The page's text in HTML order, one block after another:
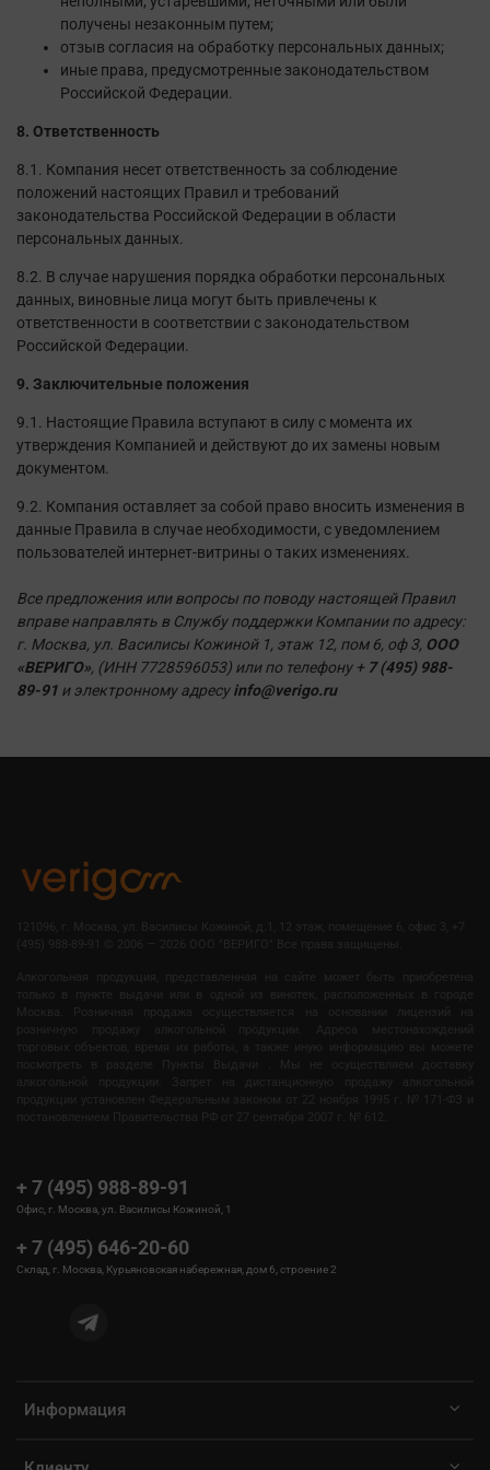
получены незаконным путем;
отзыв согласия на обработку персональных данных;
иные права, предусмотренные законодательством
Российской Федерации.
8. Ответственность
8.1. Компания несет ответственность за соблюдение
положений настоящих Правил и требований
законодательства Российской Федерации в области
персональных данных.
8.2. В случае нарушения порядка обработки персональных
данных, виновные лица могут быть привлечены к
ответственности в соответствии с законодательством
Российской Федерации.
9. Заключительные положения
9.1. Настоящие Правила вступают в силу с момента их
утверждения Компанией и действуют до их замены новым
документом.
9.2. Компания оставляет за собой право вносить изменения в
данные Правила в случае необходимости, с уведомлением
пользователей интернет-витрины о таких изменениях.
Все предложения или вопросы по поводу настоящей Правил
вправе направлять в Службу поддержки Компании по адресу:
г. Москва, ул. Василисы Кожиной 1, этаж 12, пом 6, оф 3, ООО
«ВЕРИГО», (ИНН 7728596053) или по телефону + 7 (495) 988-
89-91 и электронному адресуinfo@verigo.ru
Информация
+ 7 (495) 988-89-91
Офис, г. Москва, ул. Василисы Кожиной, 1
+ 7 (495) 646-20-60
Склад, г. Москва, Курьяновская набережная, дом 6, строение 2